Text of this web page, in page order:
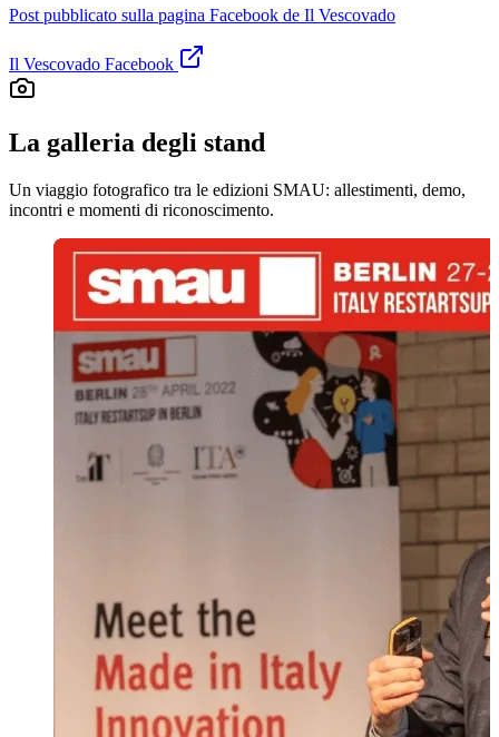
Post pubblicato sulla pagina Facebook de Il Vescovado
Il Vescovado Facebook
La galleria degli stand
Un viaggio fotografico tra le edizioni SMAU: allestimenti, demo,
incontri e momenti di riconoscimento.